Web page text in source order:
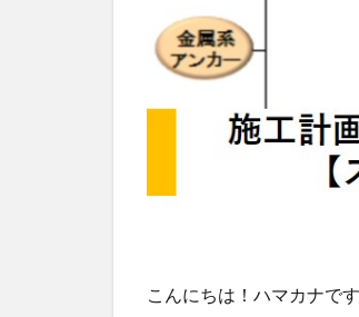
こんにちは！ハマカナです